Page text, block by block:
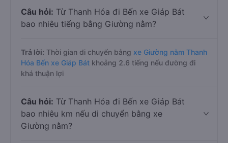
Câu hỏi: Từ Thanh Hóa đi Bến xe Giáp Bát
bao nhiêu tiếng bằng Giường nằm?
Trả lời: Thời gian di chuyển bằng xe Giường nằm Thanh
Hóa Bến xe Giáp Bát khoảng 2.6 tiếng nếu đường đi
khá thuận lợi
Câu hỏi: Từ Thanh Hóa đi Bến xe Giáp Bát
bao nhiêu km nếu di chuyển bằng xe
Giường nằm?